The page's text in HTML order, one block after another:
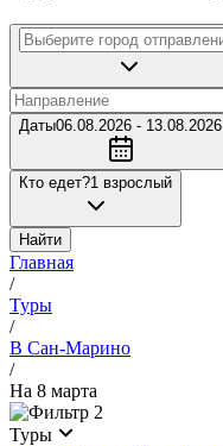
Даты06.08.2026 - 13.08.2026
Кто едет?1 взрослый
Найти
Главная
/
Туры
/
В Сан-Марино
/
На 8 марта
2
Туры